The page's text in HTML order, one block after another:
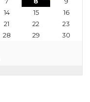
14 15
16
21 22
23
28 29
30